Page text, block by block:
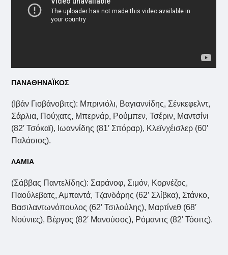
ΠΑΝΑΘΗΝΑΪΚΟΣ
(Ιβάν Γιοβάνοβιτς): Mπρινιόλι, Βαγιαννίδης, Σένκεφελντ,
Σάρλια, Πούχατς, Μπερνάρ, Ρούμπεν, Τσέριν, Μαντσίνι
(82′ Τσόκαϊ), Ιωαννίδης (81′ Σπόραρ), Κλεϊνχέισλερ (60′
Παλάσιος).
ΛΑΜΙΑ
(Σάββας Παντελίδης): Σαράνοφ, Σιμόν, Κορνέζος,
Παούλεβατς, Αμπαντά, Τζανδάρης (62′ Σλίβκα), Στάνκο,
Βασιλαντωνόπουλος (62′ Τσιλούλης), Μαρτίνεθ (68′
Νούνιες), Βέργος (82′ Μανούσος), Ρόμανιτς (82′ Τόσιτς).